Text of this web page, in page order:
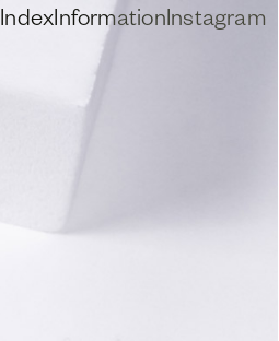
IndexInformationInstagram